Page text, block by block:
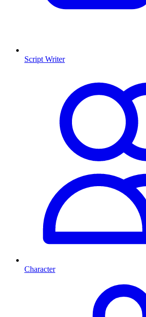
Script Writer
Character